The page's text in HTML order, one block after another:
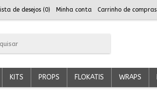
de desejos (0) Minha conta Carrinho de compras
KITS PROPS FLOKATIS WRAPS